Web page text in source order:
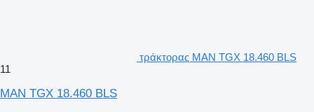
τράκτορας MAN TGX 18.460 BLS
11
MAN TGX 18.460 BLS